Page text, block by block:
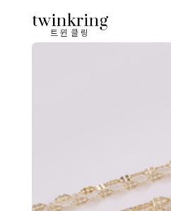
트윈클링
ALL 베스트 안쪽막음